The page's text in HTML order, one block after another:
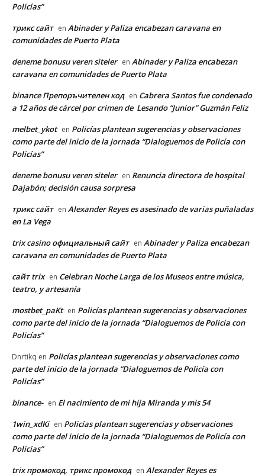
Policías”
трикс сайт en Abinader y Paliza encabezan caravana en
comunidades de Puerto Plata
deneme bonusu veren siteler en Abinader y Paliza encabezan
caravana en comunidades de Puerto Plata
binance Препоръчителен код en Cabrera Santos fue condenado
a 12 años de cárcel por crimen de Lesando “Junior” Guzmán Feliz
melbet_ykot en Policías plantean sugerencias y observaciones
como parte del inicio de la jornada “Dialoguemos de Policía con
Policías”
deneme bonusu veren siteler en Renuncia directora de hospital
Dajabón; decisión causa sorpresa
трикс сайт en Alexander Reyes es asesinado de varias puñaladas
en La Vega
trix casino официальный сайт en Abinader y Paliza encabezan
caravana en comunidades de Puerto Plata
сайт trix en Celebran Noche Larga de los Museos entre música,
teatro, y artesanía
mostbet_paKt en Policías plantean sugerencias y observaciones
como parte del inicio de la jornada “Dialoguemos de Policía con
Policías”
Dnrtikq en Policías plantean sugerencias y observaciones como
parte del inicio de la jornada “Dialoguemos de Policía con
Policías”
binance- en El nacimiento de mi hija Miranda y mis 54
1win_xdKi en Policías plantean sugerencias y observaciones
como parte del inicio de la jornada “Dialoguemos de Policía con
Policías”
trix промокод, трикс промокод en Alexander Reyes es